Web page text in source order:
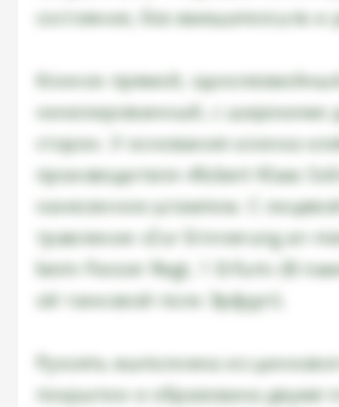
состояние, без вмешателсьтв и
Kлинок прямой,
никелированный, с широкими
сторон. У основания клинка
производителя «Robert Klaas
нанесенное штампом. С
травление «Zur Erinnerung an
beim Panzer Regt, 1 Erfurt» (В
ой танковой полк Эрфурт).
Рукоять выполнена из
покрытии и образована двумя